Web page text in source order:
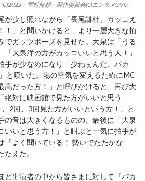
「室町無頼」製作委員会(C)エンタメOVO
少し照れながら「長尾謙杜、カッコえ
！」と問いかけると、より一層大きな拍
でガッツボーズを見せた。大泉は「うる
「大泉洋の方がカッコいいと思う人！」
手が少なめになり「少ねぇんだ、バカ
と嘆いた。場の空気を変えるためにMC
高だった方！」と呼びかけると、再び大
絶対に映画館で見た方がいいと思う
2回、3回見た方がいいという方！」と
の音は大きくなるものの、最後に「大泉
いいと思う方！」と叫ぶと一気に拍手が
「よく聞いている！ 勢いでたたかな
えた。
出演者の中から皆さまに対して『バカ